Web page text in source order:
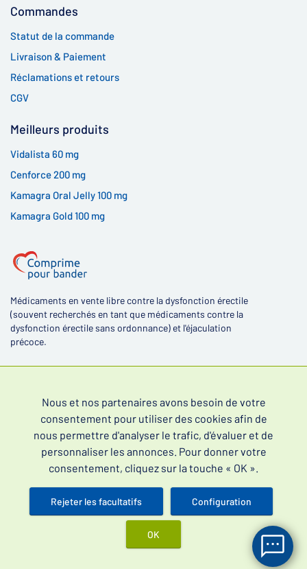
Commandes
Statut de la commande
Livraison & Paiement
Réclamations et retours
CGV
Meilleurs produits
Vidalista 60 mg
Cenforce 200 mg
Kamagra Oral Jelly 100 mg
Kamagra Gold 100 mg
Médicaments en vente libre contre la dysfonction érectile
(souvent recherchés en tant que médicaments contre la
dysfonction érectile sans ordonnance) et l'éjaculation
précoce.
4,4
Lire les évaluations de nos clients
Nous et nos partenaires avons besoin de votre
consentement pour utiliser des cookies afin de
nous permettre d'analyser le trafic, d'évaluer et de
personnaliser les annonces. Pour donner votre
consentement, cliquez sur la touche « OK ».
Rejeter les facultatifs Configuration
OK